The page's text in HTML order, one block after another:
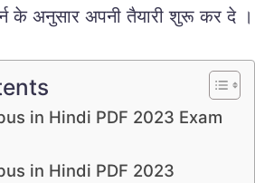
के अनुसार अपनी तैयारी शुरू कर दे ।
in Hindi PDF 2023 Exam
in Hindi PDF 2023